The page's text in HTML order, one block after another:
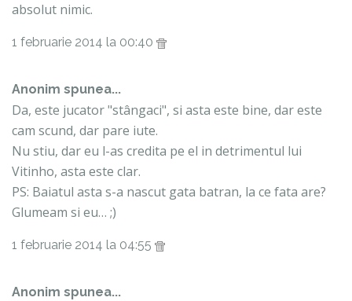
absolut nimic.
1 februarie 2014 la 00:40
Anonim spunea...
Da, este jucator "stângaci", si asta este bine, dar este
cam scund, dar pare iute.
Nu stiu, dar eu l-as credita pe el in detrimentul lui
Vitinho, asta este clar.
PS: Baiatul asta s-a nascut gata batran, la ce fata are?
Glumeam si eu… ;)
1 februarie 2014 la 04:55
Anonim spunea...